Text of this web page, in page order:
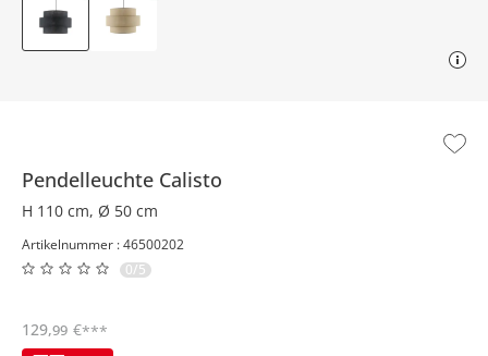
Pendelleuchte Calisto
H 110 cm, Ø 50 cm
Artikelnummer : 46500202
0/5
129,99 €***